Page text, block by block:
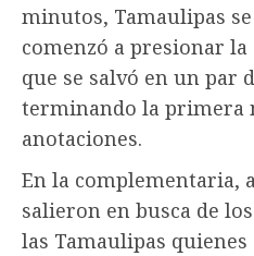
minutos, Tamaulipas
comenzó a presionar la
que se salvó en un par
terminando la primera
anotaciones.
En la complementaria,
salieron en busca de
las Tamaulipas